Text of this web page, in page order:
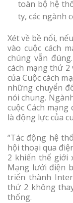
toàn bộ hệ
ty, các ngành
Xét về bề nổi,
vào cuộc cách
chúng vẫn
cách mạng thứ
của Cuộc cách
những chuyển
nói chung.
cuộc Cách
là động lực của
“Tác động hệ
hội thoại qua
2 khiến thế giới
Mạng lưới điện
triển thành
thứ 2 không
thống.